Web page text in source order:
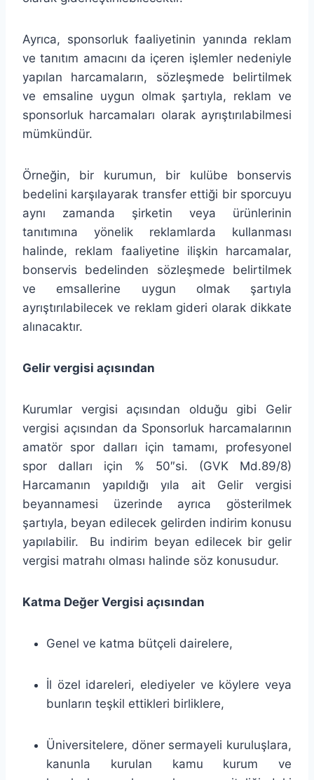
Ayrıca, sponsorluk faaliyetinin yanında reklam
ve tanıtım amacını da içeren işlemler nedeniyle
yapılan harcamaların, sözleşmede belirtilmek
ve emsaline uygun olmak şartıyla, reklam ve
sponsorluk harcamaları olarak ayrıştırılabilmesi
mümkündür.
Örneğin, bir kurumun, bir kulübe bonservis
bedelini karşılayarak transfer ettiği bir sporcuyu
aynı zamanda şirketin veya ürünlerinin
tanıtımına yönelik reklamlarda kullanması
halinde, reklam faaliyetine ilişkin harcamalar,
bonservis bedelinden sözleşmede belirtilmek
ve emsallerine uygun olmak şartıyla
ayrıştırılabilecek ve reklam gideri olarak dikkate
alınacaktır.
Gelir vergisi açısından
Kurumlar vergisi açısından olduğu gibi Gelir
vergisi açısından da Sponsorluk harcamalarının
amatör spor dalları için tamamı, profesyonel
spor dalları için % 50″si. (GVK Md.89/8)
Harcamanın yapıldığı yıla ait Gelir vergisi
beyannamesi üzerinde ayrıca gösterilmek
şartıyla, beyan edilecek gelirden indirim konusu
yapılabilir. Bu indirim beyan edilecek bir gelir
vergisi matrahı olması halinde söz konusudur.
Katma Değer Vergisi açısından
Genel ve katma bütçeli dairelere,
İl özel idareleri, elediyeler ve köylere veya
bunların teşkil ettikleri birliklere,
Üniversitelere, döner sermayeli kuruluşlara,
kanunla kurulan kamu kurum ve